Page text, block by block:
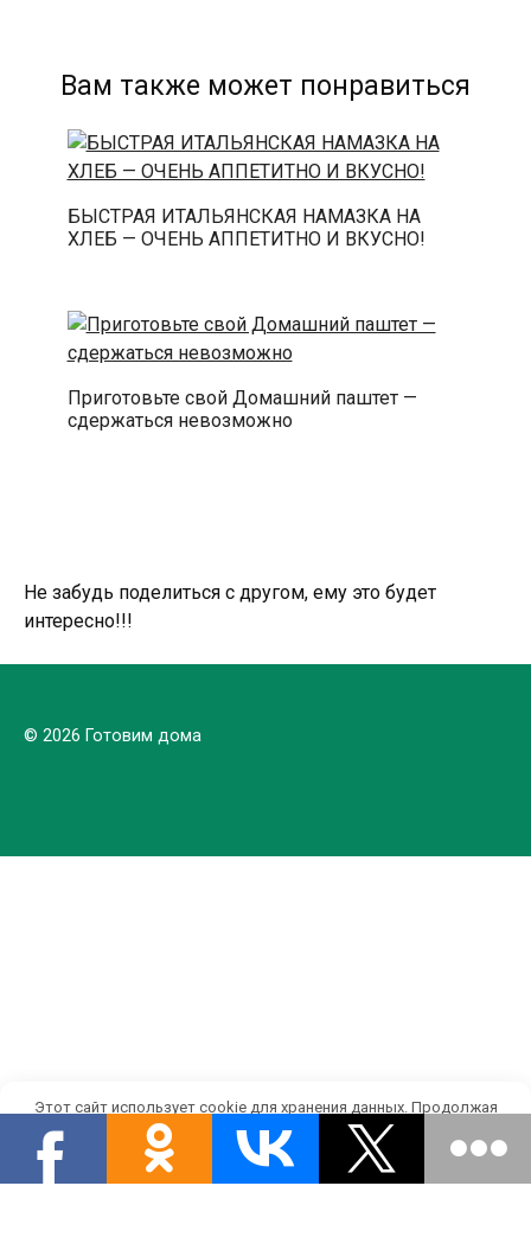
Вам также может понравиться
БЫСТРАЯ ИТАЛЬЯНСКАЯ НАМАЗКА НА
ХЛЕБ — ОЧЕНЬ АППЕТИТНО И ВКУСНО!
Приготовьте свой Домашний паштет —
сдержаться невозможно
Не забудь поделиться с другом, ему это будет
интересно!!!
© 2026 Готовим дома
Этот сайт использует cookie для хранения данных. Продолжая
использовать сайт, Вы даете свое согласие на работу с этими
файлами.